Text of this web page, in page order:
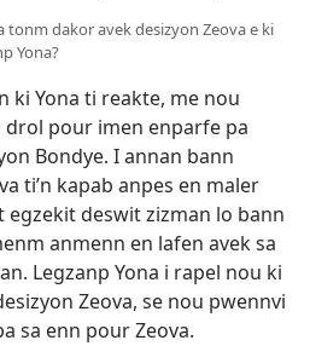
tonm dakor avek desizyon Zeova e ki
Yona?
ki Yona ti reakte, me nou
drol pour imen enparfe pa
Bondye. I annan bann
ti’n kapab anpes en maler
egzekit deswit zizman lo bann
anmenn en lafen avek sa
Legzanp Yona i rapel nou ki
Zeova, se nou pwennvi
sa enn pour Zeova.